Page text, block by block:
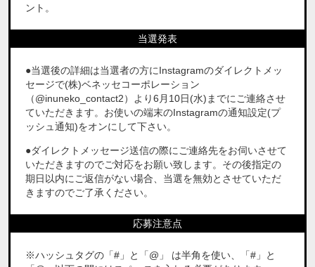
ント。
当選発表
●当選後の詳細は当選者の方にInstagramのダイレクトメッ
セージで(株)ベネッセコーポレーション
（@inuneko_contact2）より6月10日(水)までにご連絡させ
ていただきます。お使いの端末のInstagramの通知設定(プ
ッシュ通知)をオンにして下さい。
●ダイレクトメッセージ送信の際にご連絡先をお伺いさせて
いただきますのでご対応をお願い致します。その後指定の
期日以内にご返信がない場合、当選を無効とさせていただ
きますのでご了承ください。
応募注意点
※ハッシュタグの「#」と「@」 は半角を使い、「#」と